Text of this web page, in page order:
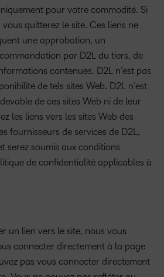
pour votre commodité. Si
quitterez le site. Ces liens ne
une approbation, un
par D2L du tiers, de
contenues. D2L n’est pas
de tels sites Web. D2L n’est
de ces sites Web ni de leur
les liens vers les sites Web des
fournisseurs de services de D2L,
serez soumis aux conditions
de confidentialité applicables à
un lien vers le site, nous vous
connecter directement à la page
pas vous connecter directement